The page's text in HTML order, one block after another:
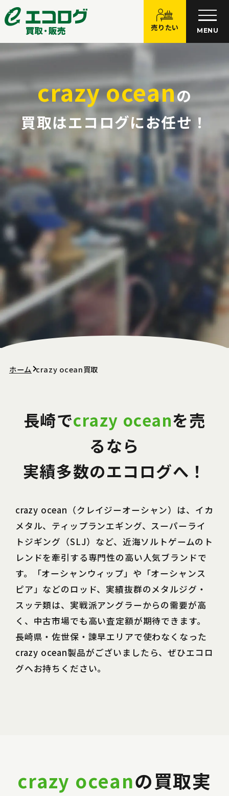
売りたい MENU
crazy oceanの
買取はエコログにお任せ！
ホーム crazy ocean買取
長崎でcrazy oceanを売
るなら
実績多数のエコログへ！
crazy ocean（クレイジーオーシャン）は、イカ
メタル、ティップランエギング、スーパーライ
トジギング（SLJ）など、近海ソルトゲームのト
レンドを牽引する専門性の高い人気ブランドで
す。「オーシャンウィップ」や「オーシャンス
ピア」などのロッド、実績抜群のメタルジグ・
スッテ類は、実戦派アングラーからの需要が高
く、中古市場でも高い査定額が期待できます。
長崎県・佐世保・諫早エリアで使わなくなった
crazy ocean製品がございましたら、ぜひエコロ
グへお持ちください。
crazy oceanの買取実